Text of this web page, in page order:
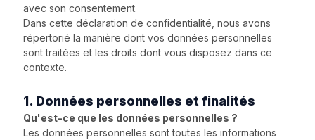
avec son consentement.
Dans cette déclaration de confidentialité, nous avons
répertorié la manière dont vos données personnelles
sont traitées et les droits dont vous disposez dans ce
contexte.
1. Données personnelles et finalités
Qu'est-ce que les données personnelles ?
Les données personnelles sont toutes les informations